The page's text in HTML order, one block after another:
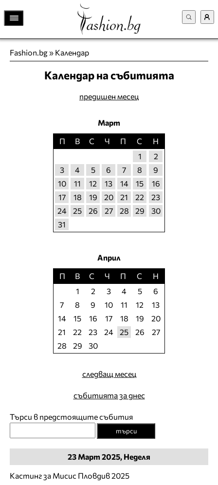
Fashion.bg» Календар
Календар на събитията
предишен месец
Март
П
В С Ч П С
Н
1
2
3
4 5 6 7 8
9
10
11 12 13 14 15
16
17
18 19 20 21 22
23
24
25 26 27 28 29
30
31
Април
П
В С Ч П С
Н
1
2 3 4 5
6
7
8 9 10 11 12
13
14
15 16 17 18 19
20
21
22 23 24 25 26
27
28
29 30
следващ месец
събитията за днес
Търси в предстоящите събития
търси
23 Март 2025, Неделя
Кастинг за Мисис Пловдив 2025